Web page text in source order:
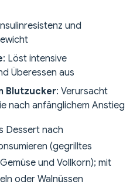
und
: Löst intensive
Überessen aus
Blutzucker: Verursacht
nach anfänglichem Anstieg
Dessert nach
(gegrilltes
und Vollkorn); mit
oder Walnüssen